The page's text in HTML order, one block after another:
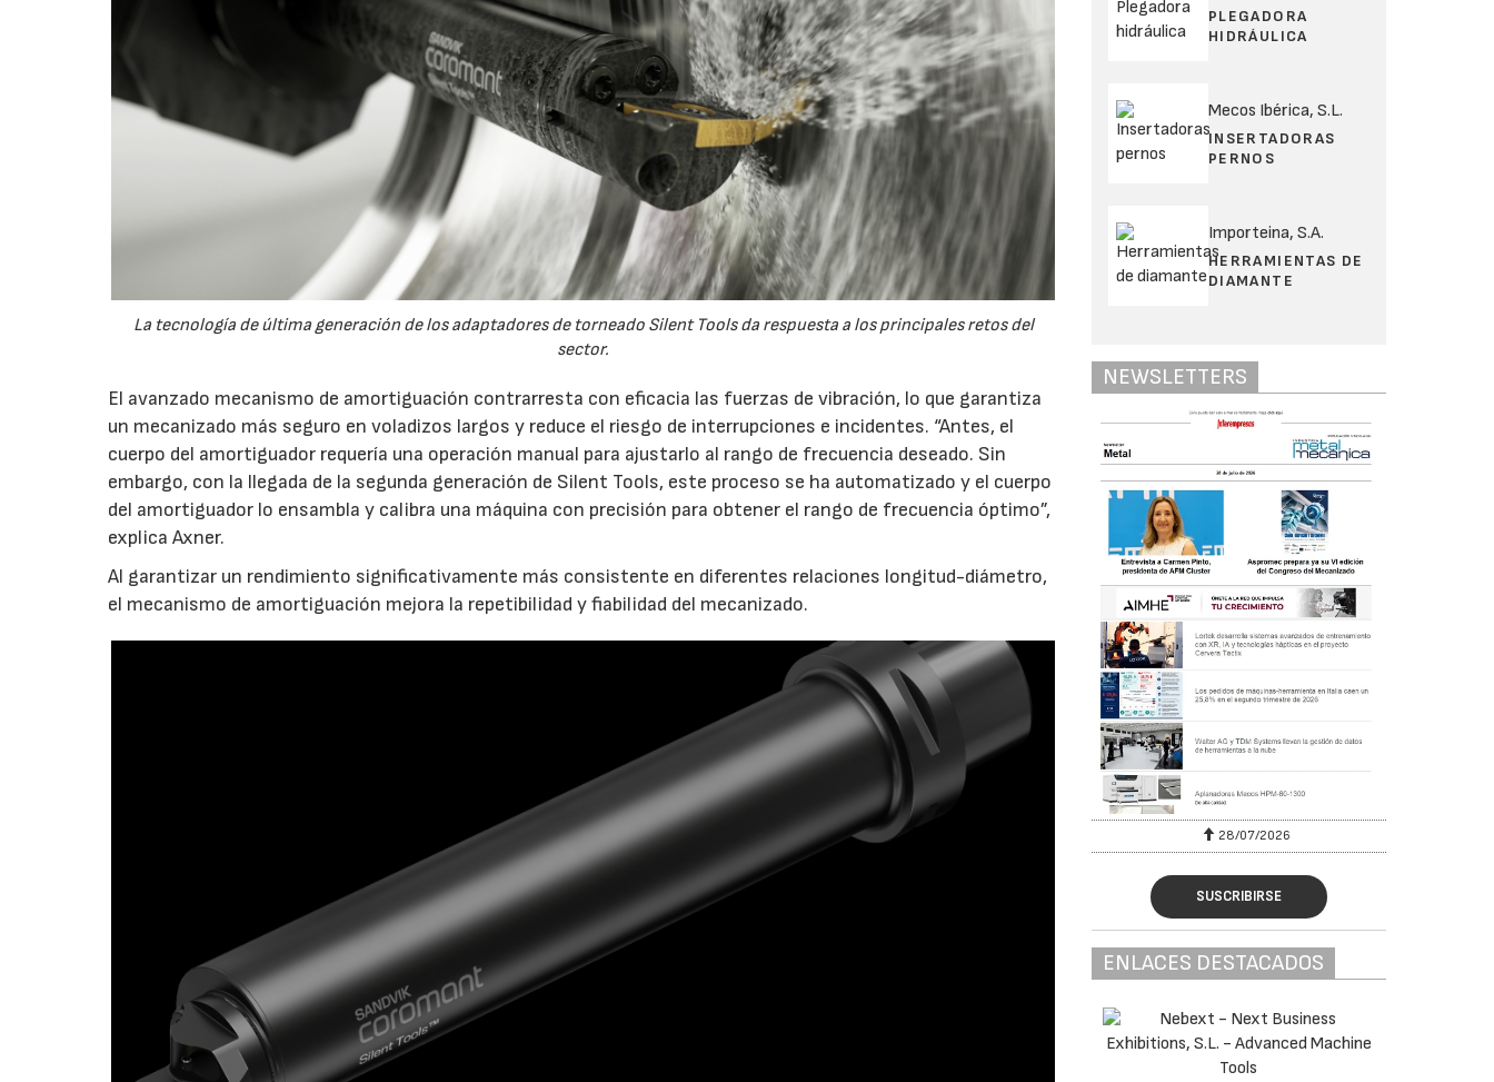
La tecnología de última generación de los adaptadores de torneado Silent Tools da respuesta a los principales retos del
sector.
El avanzado mecanismo de amortiguación contrarresta con eficacia las fuerzas de vibración, lo que garantiza
un mecanizado más seguro en voladizos largos y reduce el riesgo de interrupciones e incidentes. “Antes, el
cuerpo del amortiguador requería una operación manual para ajustarlo al rango de frecuencia deseado. Sin
embargo, con la llegada de la segunda generación de Silent Tools, este proceso se ha automatizado y el cuerpo
del amortiguador lo ensambla y calibra una máquina con precisión para obtener el rango de frecuencia óptimo”,
explica Axner.
Al garantizar un rendimiento significativamente más consistente en diferentes relaciones longitud-diámetro,
el mecanismo de amortiguación mejora la repetibilidad y fiabilidad del mecanizado.
PLEGADORA
HIDRÁULICA
Mecos Ibérica, S.L.
INSERTADORAS
PERNOS
Importeina, S.A.
HERRAMIENTAS DE
DIAMANTE
NEWSLETTERS
28/07/2026 28/07/2026
SUSCRIBIRSE
ENLACES DESTACADOS